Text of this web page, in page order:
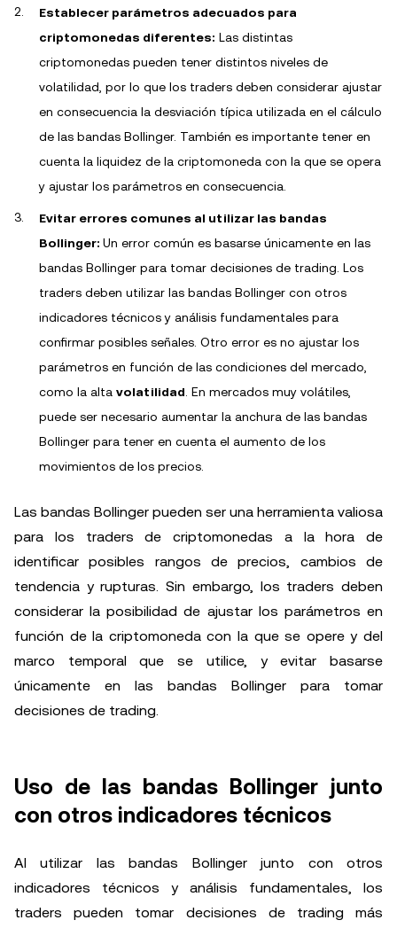
Establecer parámetros adecuados para
criptomonedas diferentes: Las distintas
criptomonedas pueden tener distintos niveles de
volatilidad, por lo que los traders deben considerar ajustar
en consecuencia la desviación típica utilizada en el cálculo
de las bandas Bollinger. También es importante tener en
cuenta la liquidez de la criptomoneda con la que se opera
y ajustar los parámetros en consecuencia.
Evitar errores comunes al utilizar las bandas
Bollinger: Un error común es basarse únicamente en las
bandas Bollinger para tomar decisiones de trading. Los
traders deben utilizar las bandas Bollinger con otros
indicadores técnicos y análisis fundamentales para
confirmar posibles señales. Otro error es no ajustar los
parámetros en función de las condiciones del mercado,
como la alta volatilidad . En mercados muy volátiles,
puede ser necesario aumentar la anchura de las bandas
Bollinger para tener en cuenta el aumento de los
movimientos de los precios.
Las bandas Bollinger pueden ser una herramienta valiosa
para los traders de criptomonedas a la hora de
identificar posibles rangos de precios, cambios de
tendencia y rupturas. Sin embargo, los traders deben
considerar la posibilidad de ajustar los parámetros en
función de la criptomoneda con la que se opere y del
marco temporal que se utilice, y evitar basarse
únicamente en las bandas Bollinger para tomar
decisiones de trading.
Uso de las bandas Bollinger junto
con otros indicadores técnicos
Al utilizar las bandas Bollinger junto con otros
indicadores técnicos y análisis fundamentales, los
traders pueden tomar decisiones de trading más